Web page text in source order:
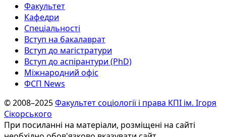
Факультет
Кафедри
Спеціальності
Вступ на бакалаврат
Вступ до магістратури
Вступ до аспірантури (PhD)
Міжнародний офіс
ФСП News
© 2008–2025Факультет соціології і права КПІ ім. Ігоря
Сікорського
При посиланні на матеріали, розміщені на сайті